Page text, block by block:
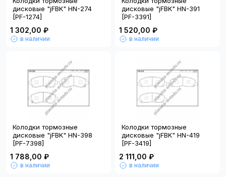
дисковые "jFBK" HN-274
[PF-1274]
1 302,00 ₽
в наличии
дисковые "jFBK" HN-391
[PF-3391]
1 520,00 ₽
в наличии
Колодки тормозные
дисковые "jFBK" HN-398
[PF-7398]
1 788,00 ₽
в наличии
Колодки тормозные
дисковые "jFBK" HN-419
[PF-3419]
2 111,00 ₽
в наличии